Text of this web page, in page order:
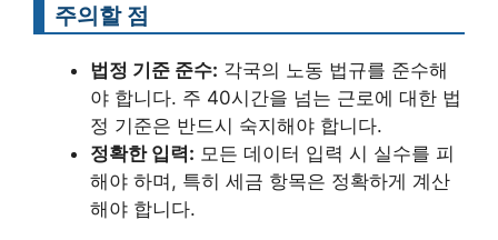
주의할 점
법정 기준 준수: 각국의 노동 법규를 준수해
야 합니다. 주 40시간을 넘는 근로에 대한 법
정 기준은 반드시 숙지해야 합니다.
정확한 입력: 모든 데이터 입력 시 실수를 피
해야 하며, 특히 세금 항목은 정확하게 계산
해야 합니다.